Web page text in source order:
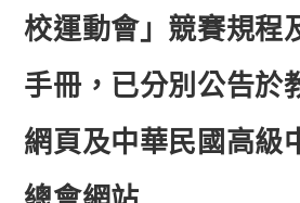
校運動會」競賽規程
手冊，已分別公告於
網頁及中華民國高級